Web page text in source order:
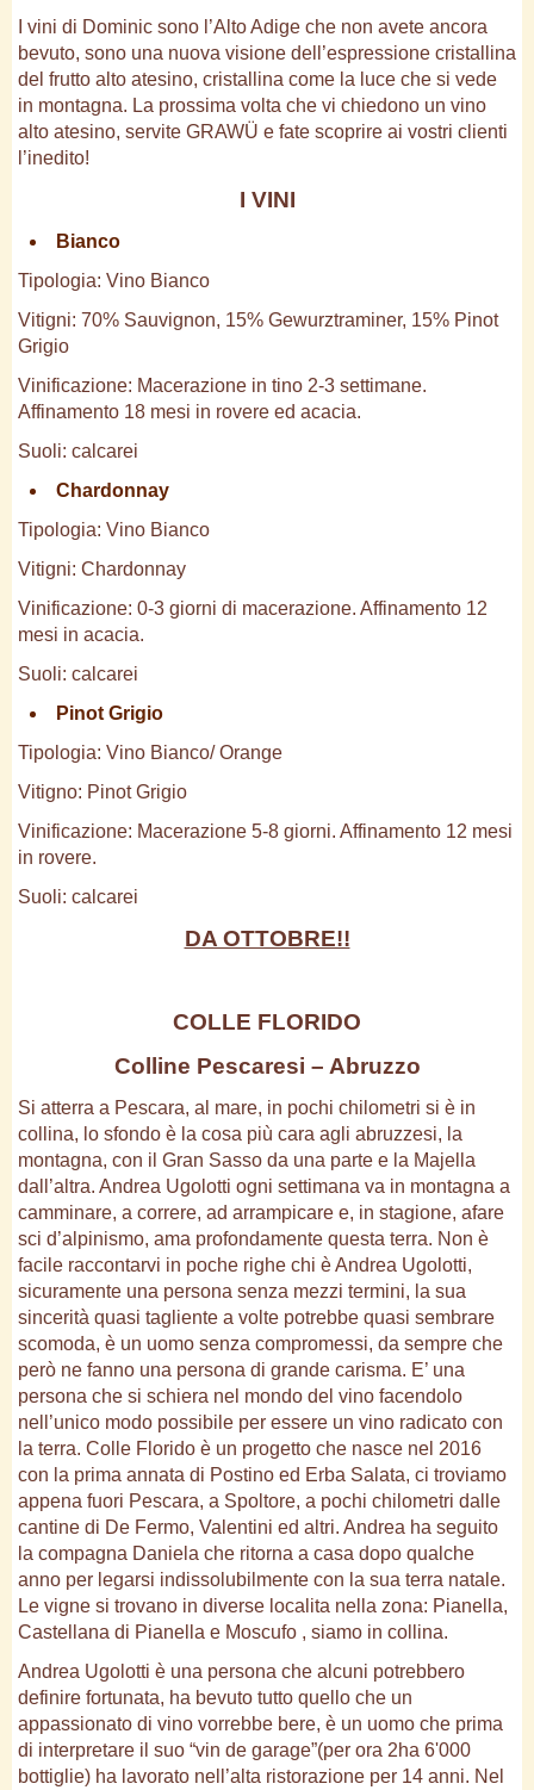
I vini di Dominic sono l’Alto Adige che non avete ancora
bevuto, sono una nuova visione dell’espressione cristallina
del frutto alto atesino, cristallina come la luce che si vede
in montagna. La prossima volta che vi chiedono un vino
alto atesino, servite GRAWÜ e fate scoprire ai vostri clienti
l’inedito!
I VINI
Bianco
Tipologia: Vino Bianco
Vitigni: 70% Sauvignon, 15% Gewurztraminer, 15% Pinot
Grigio
Vinificazione: Macerazione in tino 2-3 settimane.
Affinamento 18 mesi in rovere ed acacia.
Suoli: calcarei
Chardonnay
Tipologia: Vino Bianco
Vitigni: Chardonnay
Vinificazione: 0-3 giorni di macerazione. Affinamento 12
mesi in acacia.
Suoli: calcarei
Pinot Grigio
Tipologia: Vino Bianco/ Orange
Vitigno: Pinot Grigio
Vinificazione: Macerazione 5-8 giorni. Affinamento 12 mesi
in rovere.
Suoli: calcarei
DA OTTOBRE!!
COLLE FLORIDO
Colline Pescaresi – Abruzzo
Si atterra a Pescara, al mare, in pochi chilometri si è in
collina, lo sfondo è la cosa più cara agli abruzzesi, la
montagna, con il Gran Sasso da una parte e la Majella
dall’altra. Andrea Ugolotti ogni settimana va in montagna a
camminare, a correre, ad arrampicare e, in stagione, afare
sci d’alpinismo, ama profondamente questa terra. Non è
facile raccontarvi in poche righe chi è Andrea Ugolotti,
sicuramente una persona senza mezzi termini, la sua
sincerità quasi tagliente a volte potrebbe quasi sembrare
scomoda, è un uomo senza compromessi, da sempre che
però ne fanno una persona di grande carisma. E’ una
persona che si schiera nel mondo del vino facendolo
nell’unico modo possibile per essere un vino radicato con
la terra. Colle Florido è un progetto che nasce nel 2016
con la prima annata di Postino ed Erba Salata, ci troviamo
appena fuori Pescara, a Spoltore, a pochi chilometri dalle
cantine di De Fermo, Valentini ed altri. Andrea ha seguito
la compagna Daniela che ritorna a casa dopo qualche
anno per legarsi indissolubilmente con la sua terra natale.
Le vigne si trovano in diverse localita nella zona: Pianella,
Castellana di Pianella e Moscufo , siamo in collina.
Andrea Ugolotti è una persona che alcuni potrebbero
definire fortunata, ha bevuto tutto quello che un
appassionato di vino vorrebbe bere, è un uomo che prima
di interpretare il suo “vin de garage”(per ora 2ha 6'000
bottiglie) ha lavorato nell’alta ristorazione per 14 anni. Nel